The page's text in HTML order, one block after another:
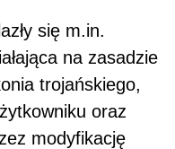
się m.in.
na zasadzie
trojańskiego,
oraz
modyfikację